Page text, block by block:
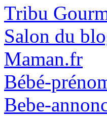
Tribu
Salon du
Maman.fr
Bébé-
Bebe-